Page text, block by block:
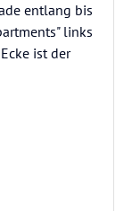
entlang bis
links
ist der